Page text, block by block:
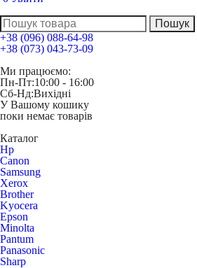
+38 (096) 088-64-98
+38 (073) 043-73-09
Ми працюємо:
Пн-Пт:10:00 - 16:00
Сб-Нд:Вихідні
У Вашому кошику
поки немає товарів
Каталог
Hp
Canon
Samsung
Xerox
Brother
Kyocera
Epson
Minolta
Pantum
Panasonic
Sharp